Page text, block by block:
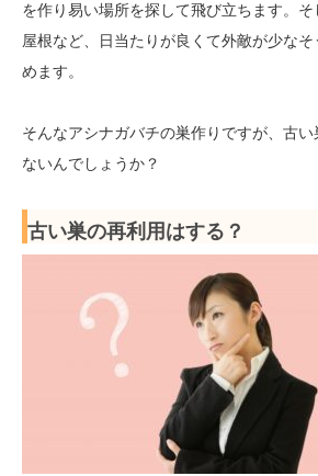
を作り易い場所を探して飛び立ちます。
屋根など、日当たりが良くて外敵が少な
めます。
そんなアシナガバチの巣作りですが、古
ないんでしょうか？
古い巣の再利用はする？